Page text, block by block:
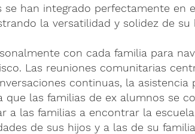
se han integrado perfectamente en
la versatilidad y solidez de su
con cada familia para
Las reuniones comunitarias
continuas, la asistencia
las familias de ex alumnos se
a las familias a encontrar la
de sus hijos y a las de su